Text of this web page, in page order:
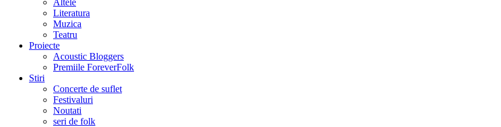
Altele
Literatura
Muzica
Teatru
Proiecte
Acoustic Bloggers
Premiile ForeverFolk
Stiri
Concerte de suflet
Festivaluri
Noutati
seri de folk